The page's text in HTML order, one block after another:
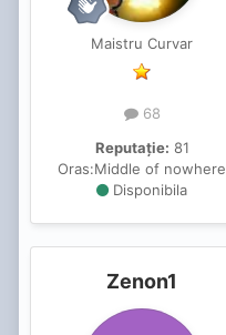
Maistru Curvar
68
Reputație: 81
Oras:Middle of nowhere
Disponibila
Zenon1